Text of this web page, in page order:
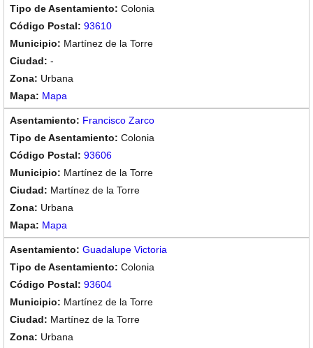
Colonia
93610
Martínez de la Torre
-
Urbana
Mapa
Francisco Zarco
Colonia
93606
Martínez de la Torre
Martínez de la Torre
Urbana
Mapa
Guadalupe Victoria
Colonia
93604
Martínez de la Torre
Martínez de la Torre
Urbana